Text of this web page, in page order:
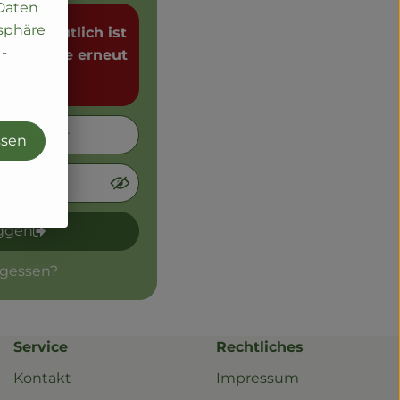
vermutlich ist
Bitte erneut
Service
Kontakt
Rechtliches
Impressum